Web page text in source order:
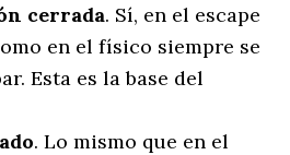
cerrada. Sí, en el escape
en el físico siempre se
Esta es la base del
. Lo mismo que en el